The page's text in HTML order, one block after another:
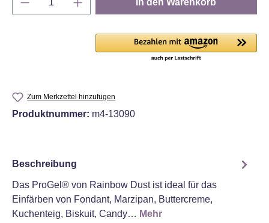
Zum Merkzettel hinzufügen
Produktnummer: m4-13090
Beschreibung
Das ProGel® von Rainbow Dust ist ideal für das
Einfärben von Fondant, Marzipan, Buttercreme,
Kuchenteig, Biskuit, Candy… Mehr